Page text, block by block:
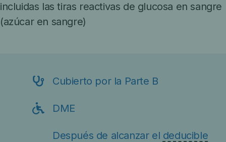
incluidas las tiras reactivas de glucosa en sangre
(azúcar en sangre)
Cubierto por la Parte B
DME
Después de alcanzar el deducible